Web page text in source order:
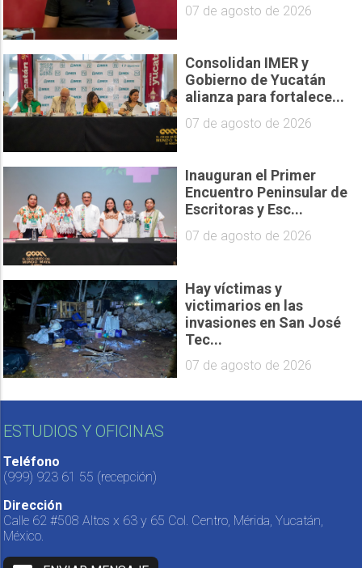
07 de agosto de 2026
Consolidan IMER y
Gobierno de Yucatán
alianza para fortalece...
07 de agosto de 2026
Inauguran el Primer
Encuentro Peninsular de
Escritoras y Esc...
07 de agosto de 2026
Hay víctimas y
victimarios en las
invasiones en San José
Tec...
07 de agosto de 2026
ESTUDIOS Y OFICINAS
Teléfono
(999) 923 61 55 (recepción)
Dirección
Calle 62 #508 Altos x 63 y 65 Col. Centro, Mérida, Yucatán,
México.